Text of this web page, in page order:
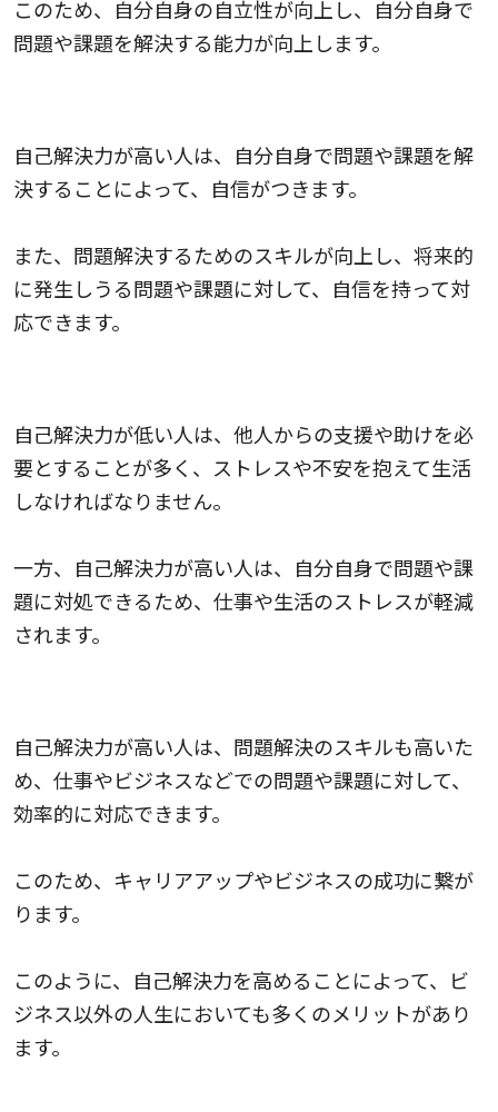
このため、自分自身の自立性が向上し、自分自身で
問題や課題を解決する能力が向上します。
自己解決力が高い人は、自分自身で問題や課題を解
決することによって、自信がつきます。
また、問題解決するためのスキルが向上し、将来的
に発生しうる問題や課題に対して、自信を持って対
応できます。
自己解決力が低い人は、他人からの支援や助けを必
要とすることが多く、ストレスや不安を抱えて生活
しなければなりません。
一方、自己解決力が高い人は、自分自身で問題や課
題に対処できるため、仕事や生活のストレスが軽減
されます。
自己解決力が高い人は、問題解決のスキルも高いた
め、仕事やビジネスなどでの問題や課題に対して、
効率的に対応できます。
このため、キャリアアップやビジネスの成功に繋が
ります。
このように、自己解決力を高めることによって、ビ
ジネス以外の人生においても多くのメリットがあり
ます。